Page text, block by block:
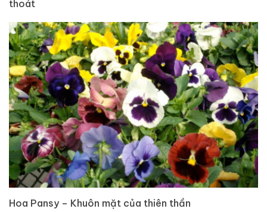
thoát
Hoa Pansy – Khuôn mặt của thiên thần